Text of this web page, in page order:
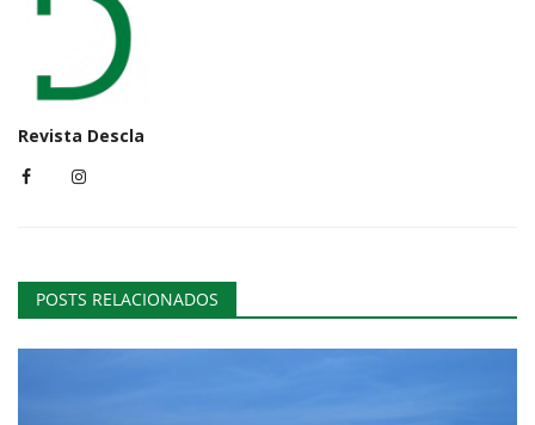
Revista Descla
POSTS RELACIONADOS